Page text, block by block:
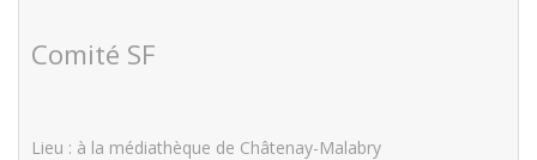
Comité SF
Lieu : à la médiathèque de Châtenay-Malabry